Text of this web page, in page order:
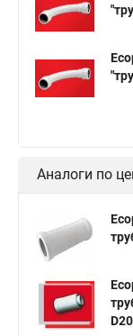
Аналоги по